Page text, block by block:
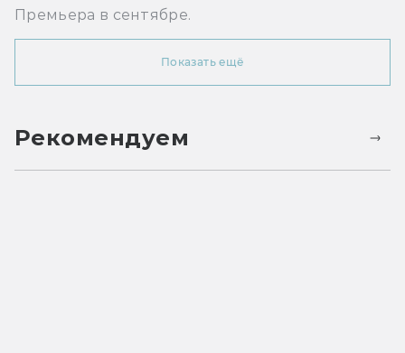
Премьера в сентябре.
Показать ещё
Рекомендуем